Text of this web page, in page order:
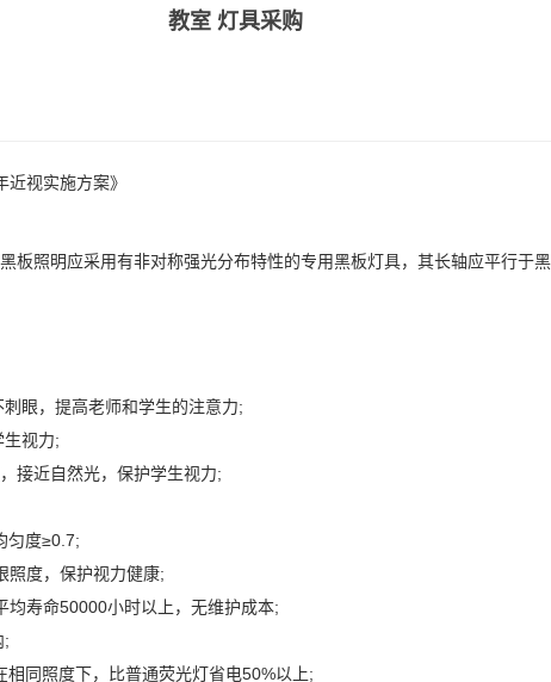
教室 灯具采购
视实施方案》
板照明应采用有非对称强光分布特性的专用黑板灯具，其长轴应平行于黑
眼，提高老师和学生的注意力;
视力;
接近自然光，保护学生视力;
匀度≥0.7;
照度，保护视力健康;
均寿命50000小时以上，无维护成本;
;
同照度下，比普通荧光灯省电50%以上;